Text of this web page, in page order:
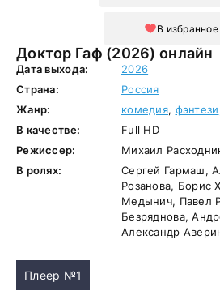
Доктор Гаф (2026) онлайн
В избранное
Дата выхода:
2026
Страна:
Россия
Жанр:
комедия, фэнтези
В качестве:
Full HD
Режиссер:
Михаил
В ролях:
Сергей Гармаш,
Розанова, Борис
Медынич, Павел
Безряднова,
Александр
Плеер №1